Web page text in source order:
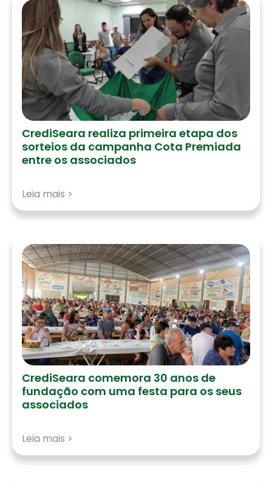
CrediSeara realiza primeira etapa dos
sorteios da campanha Cota Premiada
entre os associados
Leia mais >
CrediSeara comemora 30 anos de
fundação com uma festa para os seus
associados
Leia mais >